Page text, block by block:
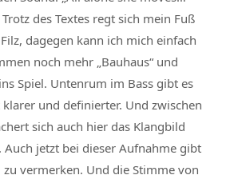
des Textes regt sich mein Fuß
dagegen kann ich mich einfach
noch mehr „Bauhaus“ und
Spiel. Untenrum im Bass gibt es
und definierter. Und zwischen
sich auch hier das Klangbild
jetzt bei dieser Aufnahme gibt
zu vermerken. Und die Stimme von